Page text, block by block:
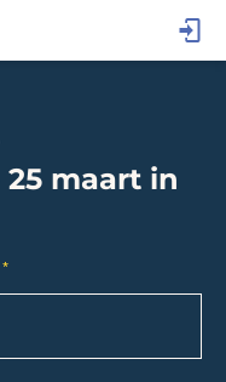
maart in
*